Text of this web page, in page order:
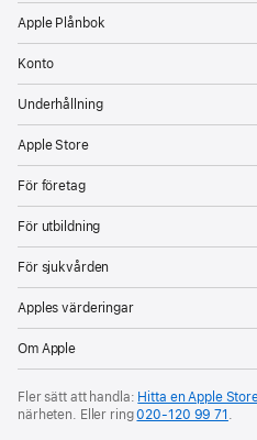
Apple Plånbok
Konto
Underhållning
Apple Store
För företag
För utbildning
För sjukvården
Apples värderingar
Om Apple
Fler sätt att handla: Hitta en Apple
närheten. Eller ring020‑120 99 71